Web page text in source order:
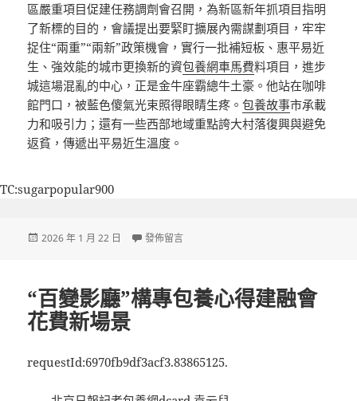
區嚴重項目促建任務調劑會召開，為新區新年抓項目指明
了新標的目的，會議提出要緊盯擴展內需謀劃項目，牢牢
捉住“兩重”“兩新”政策機會，實行一批補短板、惠平易近
生、強效能的城市更換新的資包養網車馬費料項目，進步
城這場混亂的中心，正是金牛座霸總牛土豪。他站在咖啡
館門口，被藍色傻氣光束照得眼睛生疼。包養故事市承載
力和吸引力；還有一些西部地域重點誇大村落復興與避免
返貧，傳遞出平易近生溫度。
TC:sugarpopular900
發
2026 年 1 月 22 日 在〈各地開年亮專包養網站比較出先手棋〉
發佈留言
“百變影廳”構專包養心得建融會
花費新場景
requestId:6970fb9df3acf3.83865125.